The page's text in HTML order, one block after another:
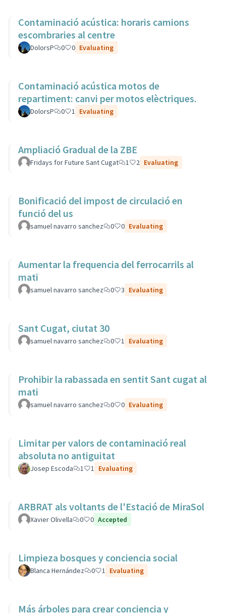
Contaminació acústica: horaris camions
escombraries al centre
DolorsP 0 0 Evaluating
Contaminació acústica motos de
repartiment: canvi per motos elèctriques.
DolorsP 0 1 Evaluating
Ampliació Gradual de la ZBE
Fridays for Future Sant Cugat 1 2 Evaluating
Bonificació del impost de circulació en
funció del us
samuel navarro sanchez 0 0 Evaluating
Aumentar la frequencia del ferrocarrils al
mati
samuel navarro sanchez 0 3 Evaluating
Sant Cugat, ciutat 30
samuel navarro sanchez 0 1 Evaluating
Prohibir la rabassada en sentit Sant cugat al
mati
samuel navarro sanchez 0 0 Evaluating
Limitar per valors de contaminació real
absoluta no antiguitat
Josep Escoda 1 1 Evaluating
ARBRAT als voltants de l'Estació de MiraSol
Xavier Olivella 0 0 Accepted
Limpieza bosques y conciencia social
Blanca Hernández 0 1 Evaluating
Más árboles para crear conciencia y